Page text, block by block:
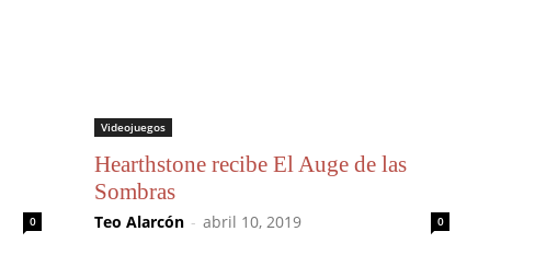
0
Videojuegos
Hearthstone recibe El Auge de las
Sombras
Teo Alarcón - abril 10, 2019 0